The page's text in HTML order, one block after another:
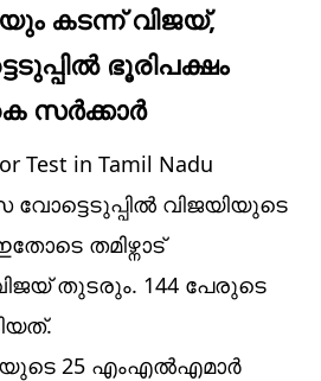
കടന്ന് വിജയ്,
ഭൂരിപക്ഷം
സർക്കാർ
Test in Tamil Nadu
വോട്ടെടുപ്പിൽ വിജയിയുടെ
തമിഴ്നാട്
തുടരും. 144 പേരുടെ
25 എംഎൽഎമാർ